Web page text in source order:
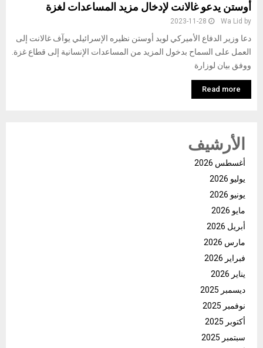
أوستن يدعو غالانت لإدخال مزيد المساعدات لغزة
by
Wa Lid
2023-11-28
دعا وزير الدفاع الأميركي لويد أوستن نظيره الإسرائيلي يوآف غالانت إلى
العمل على السماح بدخول المزيد من المساعدات الإنسانية إلى قطاع غزة.
ووفق بيان لوزارة
Read more
الأرشيف
أغسطس 2026
يوليو 2026
يونيو 2026
مايو 2026
أبريل 2026
مارس 2026
فبراير 2026
يناير 2026
ديسمبر 2025
نوفمبر 2025
أكتوبر 2025
سبتمبر 2025